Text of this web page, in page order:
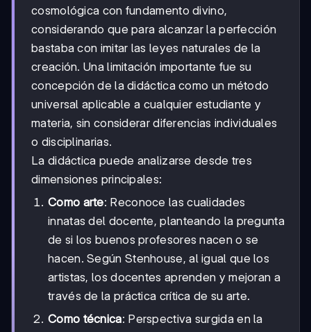
cosmológica con fundamento divino,
considerando que para alcanzar la perfección
bastaba con imitar las leyes naturales de la
creación. Una limitación importante fue su
concepción de la didáctica como un método
universal aplicable a cualquier estudiante y
materia, sin considerar diferencias individuales
o disciplinarias.
La didáctica puede analizarse desde tres
dimensiones principales:
Como arte: Reconoce las cualidades
innatas del docente, planteando la pregunta
de si los buenos profesores nacen o se
hacen. Según Stenhouse, al igual que los
artistas, los docentes aprenden y mejoran a
través de la práctica crítica de su arte.
Como técnica: Perspectiva surgida en la